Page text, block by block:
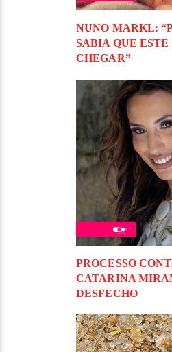
NUNO MARKL:
SABIA QUE
CHEGAR”
PROCESSO
CATARINA
DESFECHO